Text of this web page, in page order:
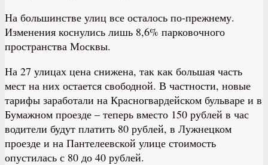
На большинстве улиц все осталось по-прежнему.
Изменения коснулись лишь 8,6% парковочного
пространства Москвы.
На 27 улицах цена снижена, так как большая часть
мест на них остается свободной. В частности, новые
тарифы заработали на Красногвардейском бульваре и в
Бумажном проезде – теперь вместо 150 рублей в час
водители будут платить 80 рублей, в Лужнецком
проезде и на Пантелеевской улице стоимость
опустилась с 80 до 40 рублей.